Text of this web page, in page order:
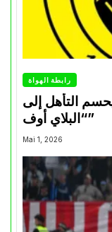
رابطة الهواة
يحسم التأهل إلى
“البلاي أوف”
Mai 1, 2026